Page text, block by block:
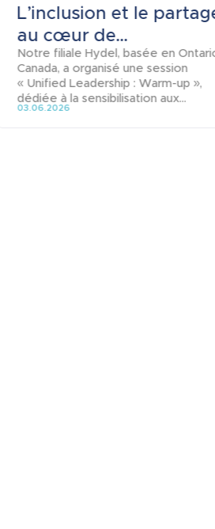
L’inclusion et le
au cœur de...
Notre filiale Hydel, basée en
Canada, a organisé une session
« Unified Leadership : Warm-up »,
dédiée à la sensibilisation aux...
03.06.2026